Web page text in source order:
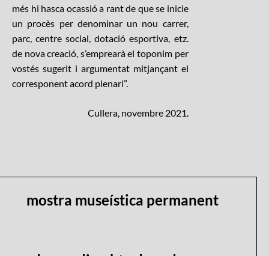
més hi hasca ocassió a rant de que se inicie
un procès per denominar un nou carrer,
parc, centre social, dotació esportiva, etz.
de nova creació, s’emprearà el toponim per
vostés sugerit i argumentat mitjançant el
corresponent acord plenari”.
Cullera, novembre 2021.
mostra museística permanent